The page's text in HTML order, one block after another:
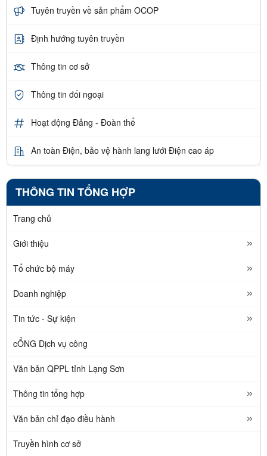
Tuyên truyền về sản phẩm OCOP
Định hướng tuyên truyền
Thông tin cơ sở
Thông tin đối ngoại
Hoạt động Đảng - Đoàn thể
An toàn Điện, bảo vệ hành lang lưới Điện cao áp
THÔNG TIN TỔNG HỢP
Trang chủ
Giới thiệu
Tổ chức bộ máy
Doanh nghiệp
Tin tức - Sự kiện
cỔNG Dịch vụ công
Văn bản QPPL tỉnh Lạng Sơn
Thông tin tổng hợp
Văn bản chỉ đạo điều hành
Truyền hình cơ sở